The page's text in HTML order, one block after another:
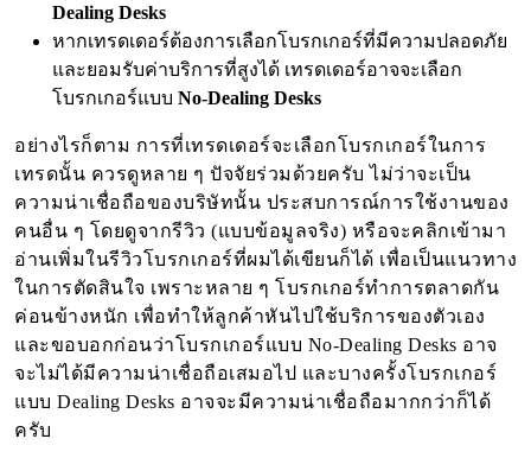
Dealing Desks
หากเทรดเดอร์ต้องการเลือกโบรกเกอร์ที่มีความปลอดภัย
และยอมรับค่าบริการที่สูงได้ เทรดเดอร์อาจจะเลือก
โบรกเกอร์แบบ No-Dealing Desks
อย่างไรก็ตาม การที่เทรดเดอร์จะเลือกโบรกเกอร์ในการ
เทรดนั้น ควรดูหลาย ๆ ปัจจัยร่วมด้วยครับ ไม่ว่าจะเป็น
ความน่าเชื่อถือของบริษัทนั้น ประสบการณ์การใช้งานของ
คนอื่น ๆ โดยดูจากรีวิว (แบบข้อมูลจริง) หรือจะคลิกเข้ามา
อ่านเพิ่มในรีวิวโบรกเกอร์ที่ผมได้เขียนก็ได้ เพื่อเป็นแนวทาง
ในการตัดสินใจ เพราะหลาย ๆ โบรกเกอร์ทำการตลาดกัน
ค่อนข้างหนัก เพื่อทำให้ลูกค้าหันไปใช้บริการของตัวเอง
และขอบอกก่อนว่าโบรกเกอร์แบบ No-Dealing Desks อาจ
จะไม่ได้มีความน่าเชื่อถือเสมอไป และบางครั้งโบรกเกอร์
แบบ Dealing Desks อาจจะมีความน่าเชื่อถือมากกว่าก็ได้
ครับ